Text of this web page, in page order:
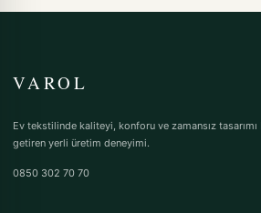
VAROL
Ev tekstilinde kaliteyi, konforu ve zamansız tasarımı
getiren yerli üretim deneyimi.
0850 302 70 70